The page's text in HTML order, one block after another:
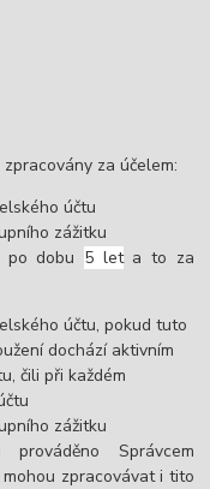
za účelem:
účtu
zážitku
po dobu 5 leta to za
účtu, pokud tuto
dochází aktivním
čili při každém
zážitku
Správcem
zpracovávat i tito